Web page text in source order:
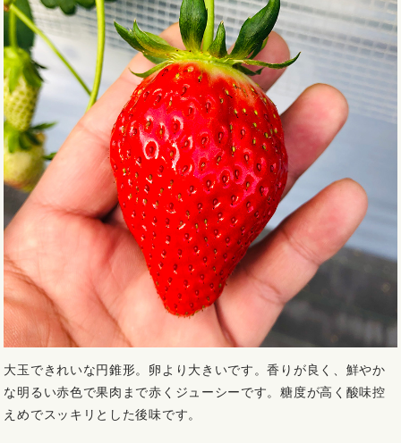
大玉できれいな円錐形。卵より大きいです。香りが良く、鮮やか
な明るい赤色で果肉まで赤くジューシーです。糖度が高く酸味控
えめでスッキリとした後味です。